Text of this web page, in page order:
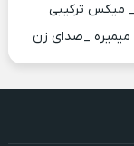
_ میکس ترکیبی
میمیره _صدای زن